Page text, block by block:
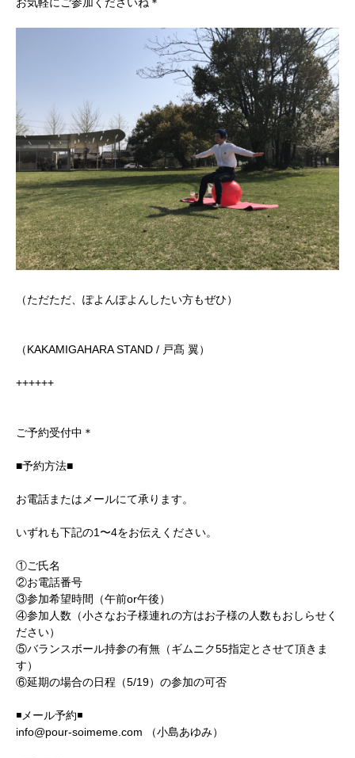
お気軽にご参加くださいね＊
（ただただ、ぽよんぽよんしたい方もぜひ）
（KAKAMIGAHARA STAND / 戸髙 翼）
++++++
ご予約受付中＊
■予約方法■
お電話またはメールにて承ります。
いずれも下記の1〜4をお伝えください。
①ご氏名
②お電話番号
③参加希望時間（午前or午後）
④参加人数（小さなお子様連れの方はお子様の人数もおしらせく
ださい）
⑤バランスボール持参の有無（ギムニク55指定とさせて頂きま
す）
⑥延期の場合の日程（5/19）の参加の可否
◾️メール予約◾️
info@pour-soimeme.com （小島あゆみ）